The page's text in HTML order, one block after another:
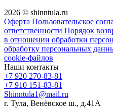
2026 © shinntula.ru
Оферта Пользовательское
ответственности Порядок
в отношении обработки
обработку персональных
cookie-файлов
Наши контакты
+7 920 270-83-81
+7 910 151-83-81
Shinntula1@mail.ru
г. Тула, Венёвское ш., д.41А